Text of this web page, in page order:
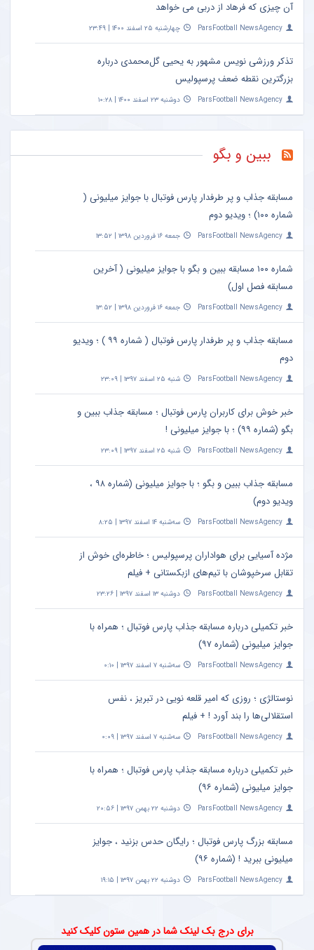
ببین و بگو
مسابقه جذاب و پر طرفدار پارس فوتبال با جوایز میلیونی (
شماره ۱۰۰) ؛ ویدیو دوم
ParsFootball NewsAgency جمعه ۱۶ فروردین ۱۳۹۸ | ۱۳:۵۲
شماره ۱۰۰ مسابقه ببین و بگو با جوایز میلیونی ( آخرین
مسابقه فصل اول)
ParsFootball NewsAgency جمعه ۱۶ فروردین ۱۳۹۸ | ۱۳:۵۲
مسابقه جذاب و پر طرفدار پارس فوتبال ( شماره ۹۹ ) ؛ ویدیو
دوم
ParsFootball NewsAgency شنبه ۲۵ اسفند ۱۳۹۷ | ۲۳:۰۹
خبر خوش برای کاربران پارس فوتبال ؛ مسابقه جذاب ببین و
بگو (شماره ۹۹) ؛ با جوایز میلیونی !
ParsFootball NewsAgency شنبه ۲۵ اسفند ۱۳۹۷ | ۲۳:۰۹
مسابقه جذاب ببین و بگو ؛ با جوایز میلیونی (شماره ۹۸ ،
ویدیو دوم)
ParsFootball NewsAgency سه‌شنبه ۱۴ اسفند ۱۳۹۷ | ۸:۲۵
مژده آسیایی برای هواداران پرسپولیس ؛ خاطره‌ای خوش از
تقابل سرخپوشان با تیم‌های ازبکستانی + فیلم
ParsFootball NewsAgency دوشنبه ۱۳ اسفند ۱۳۹۷ | ۲۳:۲۶
خبر تکمیلی درباره مسابقه جذاب پارس فوتبال ؛ همراه با
جوایز میلیونی (شماره ۹۷)
ParsFootball NewsAgency سه‌شنبه ۷ اسفند ۱۳۹۷ | ۰:۱۰
نوستالژی ؛ روزی که امیر قلعه نویی در تبریز ، نفس
استقلالی‌ها را بند آورد ! + فیلم
ParsFootball NewsAgency سه‌شنبه ۷ اسفند ۱۳۹۷ | ۰:۰۹
خبر تکمیلی درباره مسابقه جذاب پارس فوتبال ؛ همراه با
جوایز میلیونی (شماره ۹۶)
ParsFootball NewsAgency دوشنبه ۲۲ بهمن ۱۳۹۷ | ۲۰:۵۶
مسابقه بزرگ پارس فوتبال ؛ رایگان حدس بزنید ، جوایز
میلیونی ببرید ! (شماره ۹۶)
ParsFootball NewsAgency دوشنبه ۲۲ بهمن ۱۳۹۷ | ۱۹:۱۵
آن چیزی که فرهاد از دربی می خواهد
ParsFootball NewsAgency چهارشنبه ۲۵ اسفند ۱۴۰۰ | ۲۳:۴۹
تذکر ورزشی نویس مشهور به یحیی گل‌محمدی درباره
بزرگترین نقطه ضعف پرسپولیس
ParsFootball NewsAgency دوشنبه ۲۳ اسفند ۱۴۰۰ | ۱۰:۲۸
برای درج بک لینک شما در همین ستون کلیک کنید